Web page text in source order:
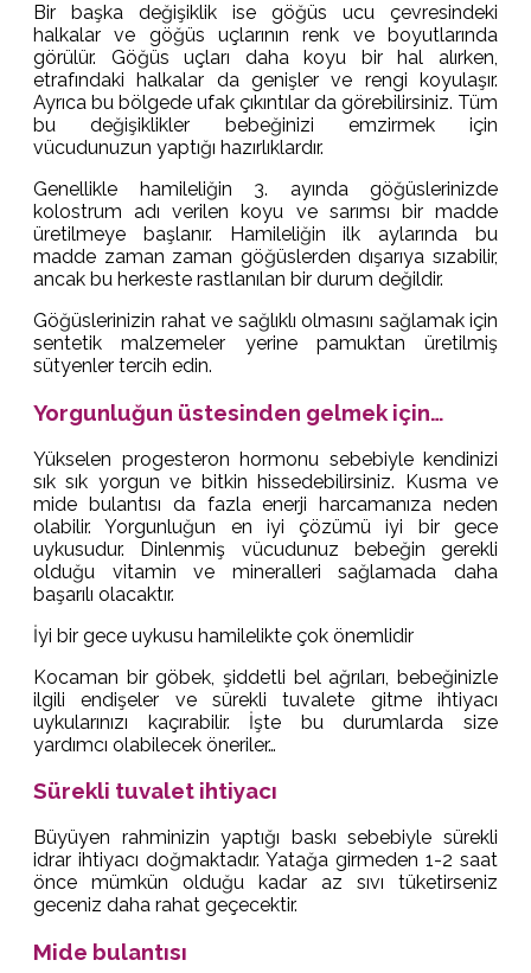
Bir başka değişiklik ise göğüs ucu çevresindeki
halkalar ve göğüs uçlarının renk ve boyutlarında
görülür. Göğüs uçları daha koyu bir hal alırken,
etrafındaki halkalar da genişler ve rengi koyulaşır.
Ayrıca bu bölgede ufak çıkıntılar da görebilirsiniz. Tüm
bu değişiklikler bebeğinizi emzirmek için
vücudunuzun yaptığı hazırlıklardır.
Genellikle hamileliğin 3. ayında göğüslerinizde
kolostrum adı verilen koyu ve sarımsı bir madde
üretilmeye başlanır. Hamileliğin ilk aylarında bu
madde zaman zaman göğüslerden dışarıya sızabilir,
ancak bu herkeste rastlanılan bir durum değildir.
Göğüslerinizin rahat ve sağlıklı olmasını sağlamak için
sentetik malzemeler yerine pamuktan üretilmiş
sütyenler tercih edin.
Yorgunluğun üstesinden gelmek için…
Yükselen progesteron hormonu sebebiyle kendinizi
sık sık yorgun ve bitkin hissedebilirsiniz. Kusma ve
mide bulantısı da fazla enerji harcamanıza neden
olabilir. Yorgunluğun en iyi çözümü iyi bir gece
uykusudur. Dinlenmiş vücudunuz bebeğin gerekli
olduğu vitamin ve mineralleri sağlamada daha
başarılı olacaktır.
İyi bir gece uykusu hamilelikte çok önemlidir
Kocaman bir göbek, şiddetli bel ağrıları, bebeğinizle
ilgili endişeler ve sürekli tuvalete gitme ihtiyacı
uykularınızı kaçırabilir. İşte bu durumlarda size
yardımcı olabilecek öneriler…
Sürekli tuvalet ihtiyacı
Büyüyen rahminizin yaptığı baskı sebebiyle sürekli
idrar ihtiyacı doğmaktadır. Yatağa girmeden 1-2 saat
önce mümkün olduğu kadar az sıvı tüketirseniz
geceniz daha rahat geçecektir.
Mide bulantısı